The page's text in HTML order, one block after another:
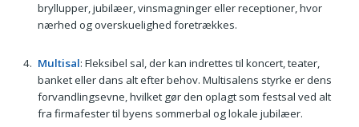
bryllupper, jubilæer, vinsmagninger eller receptioner, hvor
nærhed og overskuelighed foretrækkes.
Multisal: Fleksibel sal, der kan indrettes til koncert, teater,
banket eller dans alt efter behov. Multisalens styrke er dens
forvandlingsevne, hvilket gør den oplagt som festsal ved alt
fra firmafester til byens sommerbal og lokale jubilæer.